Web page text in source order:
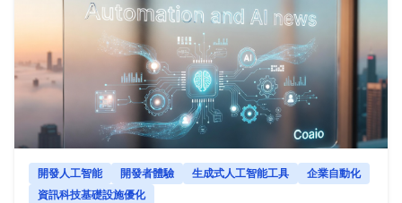
開發人工智能 開發者體驗 生成式人工智能工具
企業自動化
資訊科技基礎設施優化